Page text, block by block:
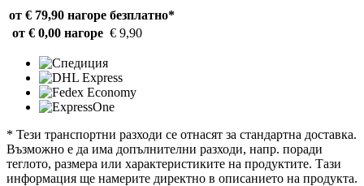
от € 79,90 нагоре безплатно*
от € 0,00 нагоре € 9,90
* Тези транспортни разходи се отнасят за стандартна доставка.
Възможно е да има допълнителни разходи, напр. поради
теглото, размера или характеристиките на продуктите. Тази
информация ще намерите директно в описанието на продукта.